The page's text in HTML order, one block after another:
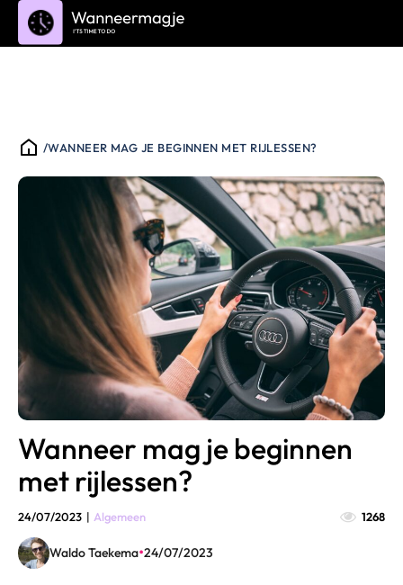
/WANNEER MAG JE BEGINNEN MET RIJLESSEN?
Wanneer mag je beginnen
met rijlessen?
24/07/2023 | Algemeen 1268
Waldo Taekema•24/07/2023